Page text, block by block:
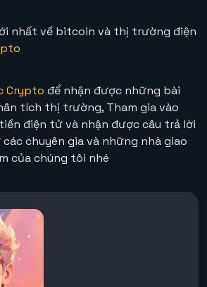
nhất về bitcoin và thị trường điện
Crypto để nhận được những bài
tích thị trường, Tham gia vào
điện tử và nhận được câu trả lời
chuyên gia và những nhà giao
của chúng tôi nhé